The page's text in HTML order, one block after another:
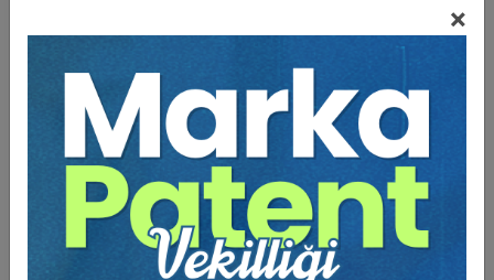
×
Tekrar İzle Ekli Dosya